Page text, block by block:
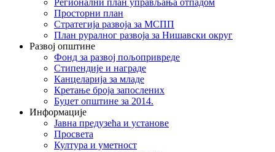
Регионални план управљања отпадом
Просторни план
Стратегија развоја за МСПП
План руралног развоја за Нишавски округ
Развој општине
Фонд за развој пољопривреде
Стипендије и награде
Канцеларија за младе
Кретање броја запослених
Буџет општине за 2014.
Информације
Јавна предузећа и установе
Просвета
Култура и уметност